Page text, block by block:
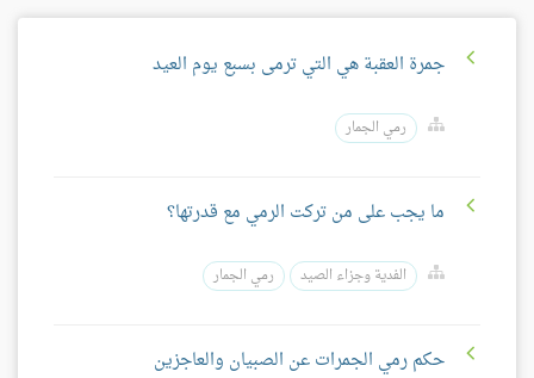
جمرة العقبة هي التي ترمى بسبع يوم العيد
رمي الجمار
ما يجب على من تركت الرمي مع قدرتها؟
الفدية وجزاء الصيد رمي الجمار
حكم رمي الجمرات عن الصبيان والعاجزين